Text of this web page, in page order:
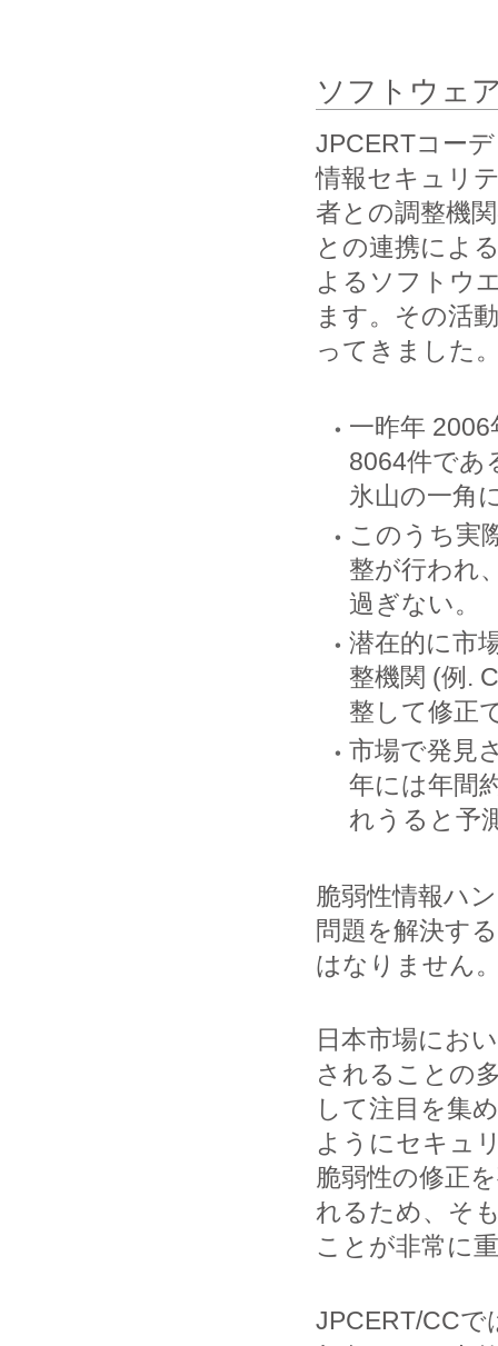
ソフトウェ
JPCERTコー
情報セキュリ
者との調整機
との連携によ
よるソフトウ
ます。その活
ってきました
一昨年
8064件であ
氷山の一角
このうち実
整が行われ
過ぎない。
潜在的に市
整機関 (例.
整して修正
市場で発見
年には年間
れうると予
脆弱性情報ハ
問題を解決す
はなりません
日本市場にお
されることの
して注目を集
ようにセキュ
脆弱性の修正
れるため、そ
ことが非常に
JPCERT/CCで